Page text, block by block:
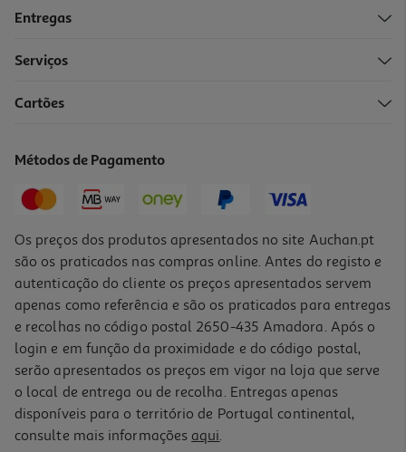
Macbook Pro 16' Apple (m5 Max/36gb/2tb Silver)
Entregas
Serviços
Cartões
Métodos de Pagamento
Os preços dos produtos apresentados no site Auchan.pt
são os praticados nas compras online. Antes do registo e
autenticação do cliente os preços apresentados servem
apenas como referência e são os praticados para entregas
e recolhas no código postal 2650-435 Amadora. Após o
login e em função da proximidade e do código postal,
serão apresentados os preços em vigor na loja que serve
o local de entrega ou de recolha. Entregas apenas
disponíveis para o território de Portugal continental,
consulte mais informações aqui.